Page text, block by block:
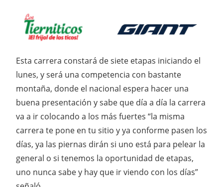
Esta carrera constará de siete etapas iniciando el
lunes, y será una competencia con bastante
montaña, donde el nacional espera hacer una
buena presentación y sabe que día a día la carrera
va a ir colocando a los más fuertes “la misma
carrera te pone en tu sitio y ya conforme pasen los
días, ya las piernas dirán si uno está para pelear la
general o si tenemos la oportunidad de etapas,
uno nunca sabe y hay que ir viendo con los días”